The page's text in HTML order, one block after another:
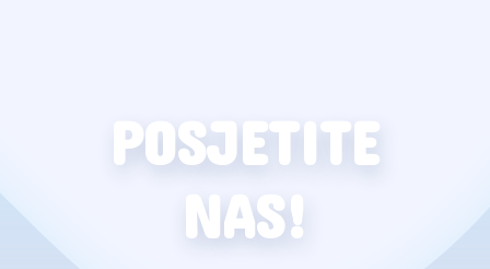
POSJETITE
NAS!